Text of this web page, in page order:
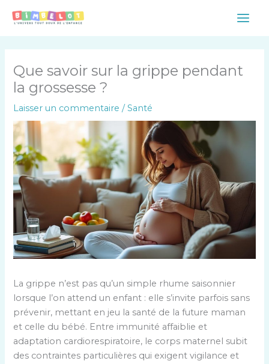
Main
Que savoir sur la grippe pendant
la grossesse ?
Laisser un commentaire /Santé
La grippe n’est pas qu’un simple rhume saisonnier
lorsque l’on attend un enfant : elle s’invite parfois sans
prévenir, mettant en jeu la santé de la future maman
et celle du bébé. Entre immunité affaiblie et
adaptation cardiorespiratoire, le corps maternel subit
des contraintes particulières qui exigent vigilance et